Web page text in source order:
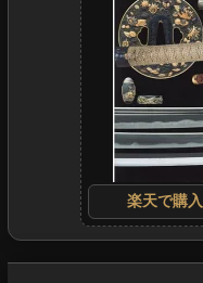
楽天で購入